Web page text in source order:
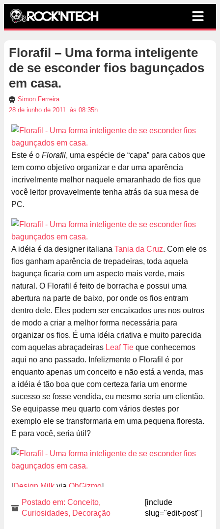
Florafil – Uma forma inteligente
de se esconder fios bagunçados
em casa.
Simon Ferreira
28 de junho de 2011, às 08:35h
Este é o Florafil, uma espécie de “capa” para cabos que
tem como objetivo organizar e dar uma aparência
incrivelmente melhor naquele emaranhado de fios que
você leitor provavelmente tenha atrás da sua mesa de
PC.
A idéia é da designer italiana Tania da Cruz. Com ele os
fios ganham aparência de trepadeiras, toda aquela
bagunça ficaria com um aspecto mais verde, mais
natural. O Florafil é feito de borracha e possui uma
abertura na parte de baixo, por onde os fios entram
dentro dele. Eles podem ser encaixados uns nos outros
de modo a criar a melhor forma necessária para
organizar os fios. É uma idéia criativa e muito parecida
com aquelas abraçadeiras Leaf Tie que conhecemos
aqui no ano passado. Infelizmente o Florafil é por
enquanto apenas um conceito e não está a venda, mas
a idéia é tão boa que com certeza faria um enorme
sucesso se fosse vendida, eu mesmo seria um clientão.
Se equipasse meu quarto com vários destes por
exemplo ele se transformaria em uma pequena floresta.
E para você, seria útil?
[Design Milk via OhGizmo]
Postado em: Conceito,
Curiosidades, Decoração
[include
slug="edit-post"]